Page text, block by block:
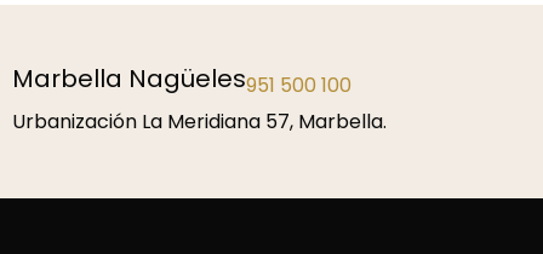
Marbella Nagüeles951 500 100
Urbanización La Meridiana 57, Marbella.